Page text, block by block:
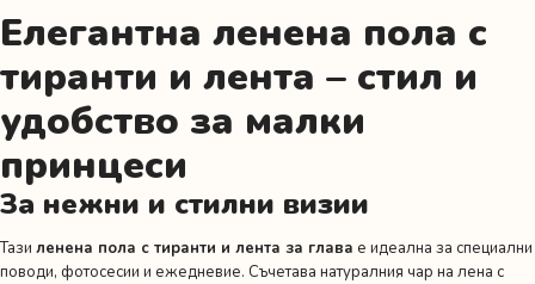
Елегантна ленена пола с
тиранти и лента – стил и
удобство за малки
принцеси
За нежни и стилни визии
Тази ленена пола с тиранти и лента за глава е идеална за специални
поводи, фотосесии и ежедневие. Съчетава натуралния чар на лена с